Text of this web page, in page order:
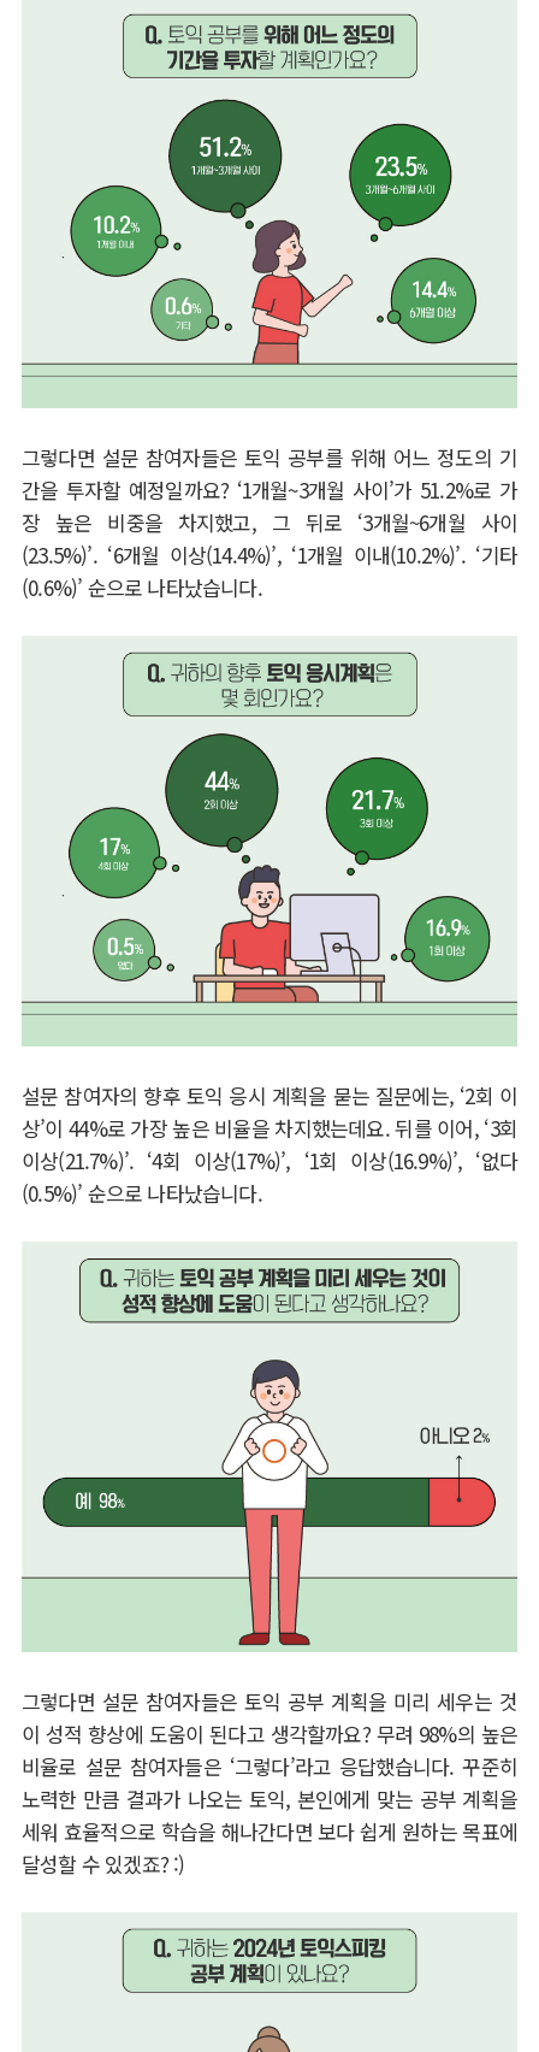
그렇다면 설문 참여자들은 토익 공부를 위해 어느 정도의 기
간을 투자할 예정일까요? ‘1개월~3개월 사이’가 51.2%로 가
장 높은 비중을 차지했고, 그 뒤로 ‘3개월~6개월 사이
(23.5%)’. ‘6개월 이상(14.4%)’, ‘1개월 이내(10.2%)’. ‘기타
(0.6%)’ 순으로 나타났습니다.
설문 참여자의 향후 토익 응시 계획을 묻는 질문에는, ‘2회 이
상’이44%로 가장 높은 비율을 차지했는데요.뒤를 이어, ‘3회
이상(21.7%)’. ‘4회 이상(17%)’, ‘1회 이상(16.9%)’, ‘없다
(0.5%)’ 순으로 나타났습니다.
그렇다면 설문 참여자들은 토익 공부 계획을 미리 세우는 것
이 성적 향상에 도움이 된다고 생각할까요? 무려 98%의 높은
비율로 설문 참여자들은 ‘그렇다’라고 응답했습니다.꾸준히
노력한 만큼 결과가 나오는 토익, 본인에게 맞는 공부 계획을
세워 효율적으로 학습을 해나간다면 보다 쉽게 원하는 목표에
달성할 수 있겠죠? :)